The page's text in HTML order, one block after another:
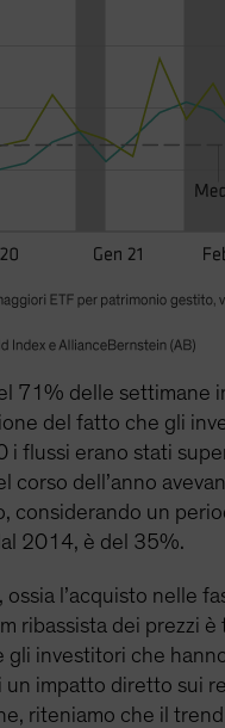
71% delle settimane
del fatto che gli
i flussi erano stati
corso dell’anno
considerando un
2014, è del 35%.
l’acquisto nelle
ribassista dei prezzi
gli investitori che
impatto diretto sui
riteniamo che il